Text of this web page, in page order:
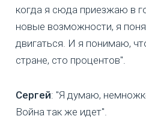
когда я сюда приезжаю в
новые возможности, я
двигаться. И я понимаю,
стране, сто процентов".
Сергей: "Я думаю,
Война так же идет".